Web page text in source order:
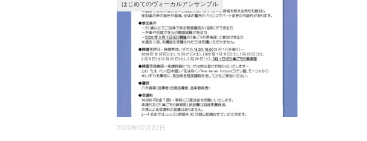
2020年02月22日
はじめてのヴォーカルアンサンブル